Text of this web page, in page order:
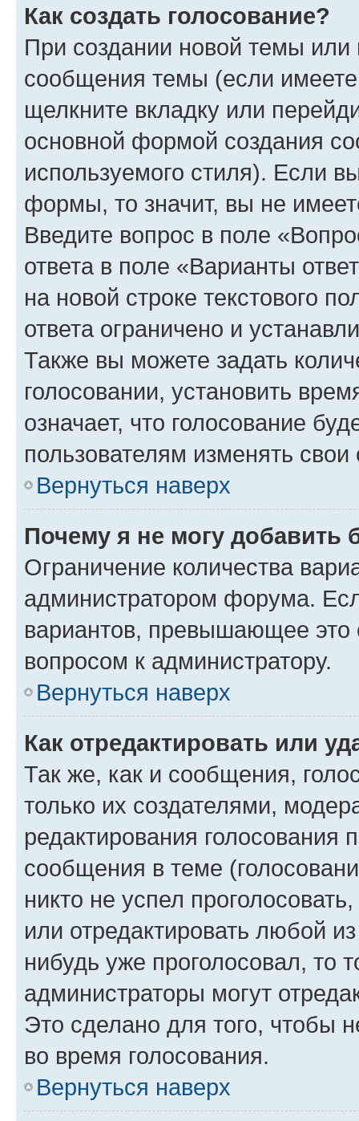
Как создать голосование?
При создании новой темы или
сообщения темы (если
щелкните вкладку или
основной формой создания
используемого стиля). Если
формы, то значит, вы не
Введите вопрос в поле
ответа в поле «Варианты
на новой строке текстового
ответа ограничено и
Также вы можете задать
голосовании, установить
означает, что голосование
пользователям изменять свои
Вернуться наверх
Почему я не могу добавить
Ограничение количества
администратором форума.
вариантов, превышающее это
вопросом к администратору.
Вернуться наверх
Как отредактировать или
Так же, как и сообщения,
только их создателями,
редактирования голосования
сообщения в теме
никто не успел
или отредактировать любой
нибудь уже проголосовал, то
администраторы могут
Это сделано для того, чтобы
во время голосования.
Вернуться наверх